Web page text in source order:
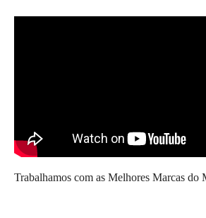
Trabalhamos com as Melhores Marcas do